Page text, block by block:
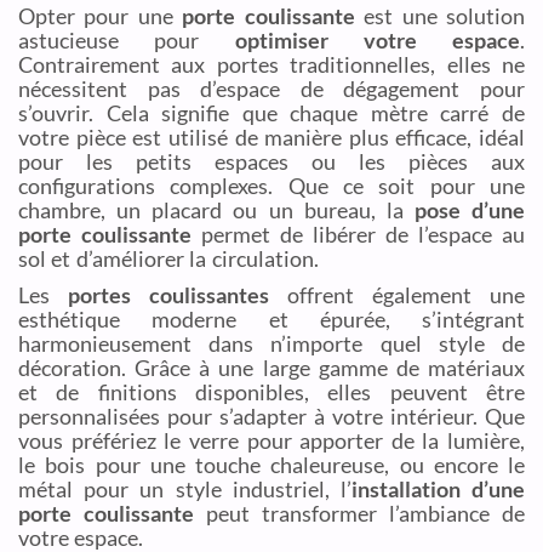
Opter pour une porte coulissante est une solution
astucieuse pour optimiser votre espace.
Contrairement aux portes traditionnelles, elles ne
nécessitent pas d’espace de dégagement pour
s’ouvrir. Cela signifie que chaque mètre carré de
votre pièce est utilisé de manière plus efficace, idéal
pour les petits espaces ou les pièces aux
configurations complexes. Que ce soit pour une
chambre, un placard ou un bureau, la pose d’une
porte coulissante permet de libérer de l’espace au
sol et d’améliorer la circulation.
Les portes coulissantes offrent également une
esthétique moderne et épurée, s’intégrant
harmonieusement dans n’importe quel style de
décoration. Grâce à une large gamme de matériaux
et de finitions disponibles, elles peuvent être
personnalisées pour s’adapter à votre intérieur. Que
vous préfériez le verre pour apporter de la lumière,
le bois pour une touche chaleureuse, ou encore le
métal pour un style industriel, l’installation d’une
porte coulissante peut transformer l’ambiance de
votre espace.